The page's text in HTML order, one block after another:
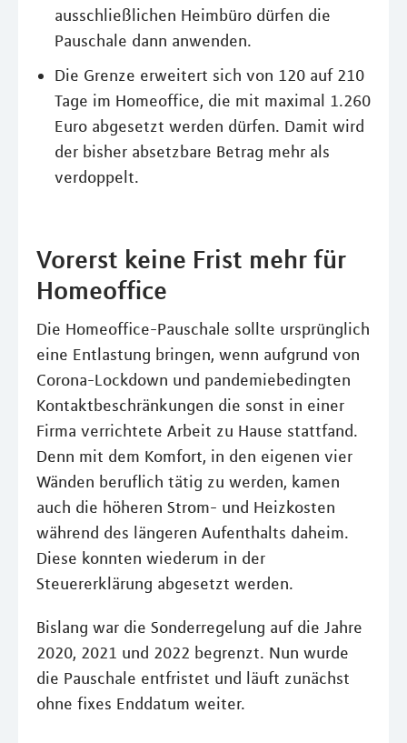
ausschließlichen Heimbüro dürfen die
Pauschale dann anwenden.
Die Grenze erweitert sich von 120 auf 210
Tage im Homeoffice, die mit maximal 1.260
Euro abgesetzt werden dürfen. Damit wird
der bisher absetzbare Betrag mehr als
verdoppelt.
Vorerst keine Frist mehr für
Homeoffice
Die Homeoffice-Pauschale sollte ursprünglich
eine Entlastung bringen, wenn aufgrund von
Corona-Lockdown und pandemiebedingten
Kontaktbeschränkungen die sonst in einer
Firma verrichtete Arbeit zu Hause stattfand.
Denn mit dem Komfort, in den eigenen vier
Wänden beruflich tätig zu werden, kamen
auch die höheren Strom- und Heizkosten
während des längeren Aufenthalts daheim.
Diese konnten wiederum in der
Steuererklärung abgesetzt werden.
Bislang war die Sonderregelung auf die Jahre
2020, 2021 und 2022 begrenzt. Nun wurde
die Pauschale entfristet und läuft zunächst
ohne fixes Enddatum weiter.